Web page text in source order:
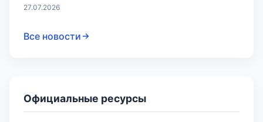
27.07.2026
Все новости
Официальные ресурсы